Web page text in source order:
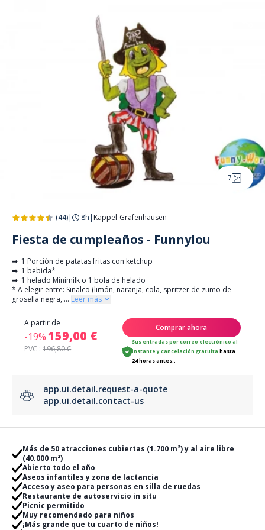
7
(44)| 8h | Kappel-Grafenhausen
Fiesta de cumpleaños - Funnylou
➡ 1 Porción de patatas fritas con ketchup
➡ 1 bebida*
➡ 1 helado Minimilk o 1 bola de helado
* A elegir entre: Sinalco (limón, naranja, cola, spritzer de zumo de
grosella negra, ... Leer más
A partir de
-19%159,00 €
PVC :196,80 €
Comprar ahora
Sus entradas por correo electrónico al
instante y cancelación gratuita hasta
24 horas antes..
app.ui.detail.request-a-quote
app.ui.detail.contact-us
Más de 50 atracciones cubiertas (1.700 m²) y al aire libre
(40.000 m²)
Abierto todo el año
Aseos infantiles y zona de lactancia
Acceso y aseo para personas en silla de ruedas
Restaurante de autoservicio in situ
Picnic permitido
Muy recomendado para niños
¡Más grande que tu cuarto de niños!